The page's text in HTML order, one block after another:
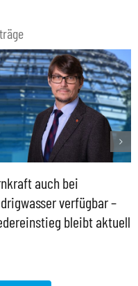
auch bei
verfügbar –
bleibt aktuell